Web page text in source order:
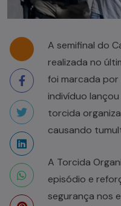
A semifinal do
realizada no
foi marcada por
indivíduo
torcida
causando
A Torcida
episódio e
segurança nos